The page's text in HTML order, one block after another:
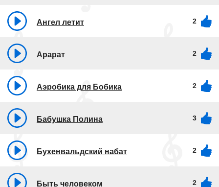
Ангел летит 2
Арарат 2
Аэробика для Бобика 2
Бабушка Полина 3
Бухенвальдский набат 2
Быть человеком 2